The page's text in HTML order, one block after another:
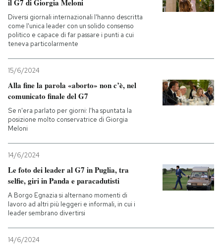
il G7 di Giorgia Meloni
Diversi giornali internazionali l'hanno descritta
come l'unica leader con un solido consenso
politico e capace di far passare i punti a cui
teneva particolarmente
15/6/2024
Alla fine la parola «aborto» non c’è, nel
comunicato finale del G7
Se n'era parlato per giorni: l'ha spuntata la
posizione molto conservatrice di Giorgia
Meloni
14/6/2024
Le foto dei leader al G7 in Puglia, tra
selfie, giri in Panda e paracadutisti
A Borgo Egnazia si alternano momenti di
lavoro ad altri più leggeri e informali, in cui i
leader sembrano divertirsi
14/6/2024